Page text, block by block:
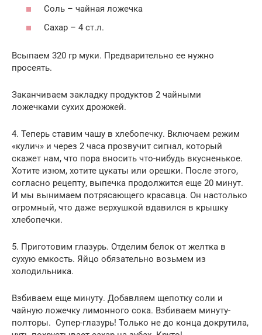
Соль – чайная ложечка
Сахар – 4 ст.л.
Всыпаем 320 гр муки. Предварительно ее нужно
просеять.
Заканчиваем закладку продуктов 2 чайными
ложечками сухих дрожжей.
4. Теперь ставим чашу в хлебопечку. Включаем режим
«кулич» и через 2 часа прозвучит сигнал, который
скажет нам, что пора вносить что-нибудь вкусненькое.
Хотите изюм, хотите цукаты или орешки. После этого,
согласно рецепту, выпечка продолжится еще 20 минут.
И мы вынимаем потрясающего красавца. Он настолько
огромный, что даже верхушкой вдавился в крышку
хлебопечки.
5. Приготовим глазурь. Отделим белок от желтка в
сухую емкость. Яйцо обязательно возьмем из
холодильника.
Взбиваем еще минуту. Добавляем щепотку соли и
чайную ложечку лимонного сока. Взбиваем минуту-
полторы. Супер-глазурь! Только не до конца докрутила,